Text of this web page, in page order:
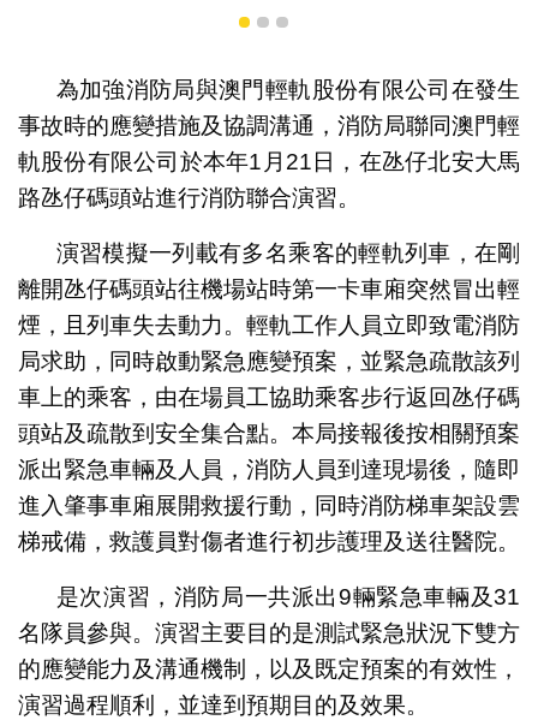
1 2 3
為加強消防局與澳門輕軌股份有限公司在發生
事故時的應變措施及協調溝通，消防局聯同澳門輕
軌股份有限公司於本年1月21日，在氹仔北安大馬
路氹仔碼頭站進行消防聯合演習。
演習模擬一列載有多名乘客的輕軌列車，在剛
離開氹仔碼頭站往機場站時第一卡車廂突然冒出輕
煙，且列車失去動力。輕軌工作人員立即致電消防
局求助，同時啟動緊急應變預案，並緊急疏散該列
車上的乘客，由在場員工協助乘客步行返回氹仔碼
頭站及疏散到安全集合點。本局接報後按相關預案
派出緊急車輛及人員，消防人員到達現場後，隨即
進入肇事車廂展開救援行動，同時消防梯車架設雲
梯戒備，救護員對傷者進行初步護理及送往醫院。
是次演習，消防局一共派出9輛緊急車輛及31
名隊員參與。演習主要目的是測試緊急狀況下雙方
的應變能力及溝通機制，以及既定預案的有效性，
演習過程順利，並達到預期目的及效果。